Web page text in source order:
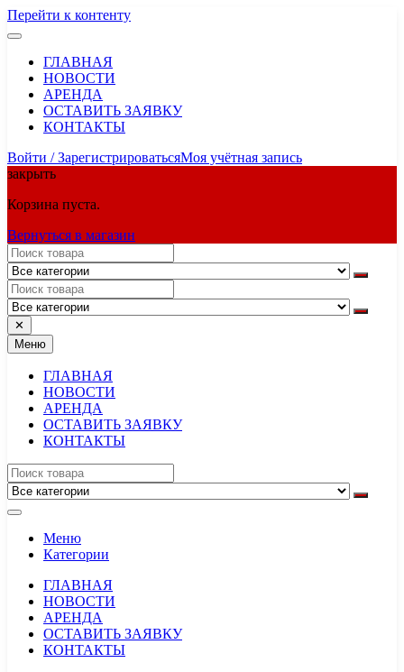
Перейти к контенту
ГЛАВНАЯ
НОВОСТИ
АРЕНДА
ОСТАВИТЬ ЗАЯВКУ
КОНТАКТЫ
Войти / ЗарегистрироватьсяМоя учётная запись
закрыть
Корзина пуста.
Вернуться в магазин
✕
Меню
ГЛАВНАЯ
НОВОСТИ
АРЕНДА
ОСТАВИТЬ ЗАЯВКУ
КОНТАКТЫ
Меню
Категории
ГЛАВНАЯ
НОВОСТИ
АРЕНДА
ОСТАВИТЬ ЗАЯВКУ
КОНТАКТЫ